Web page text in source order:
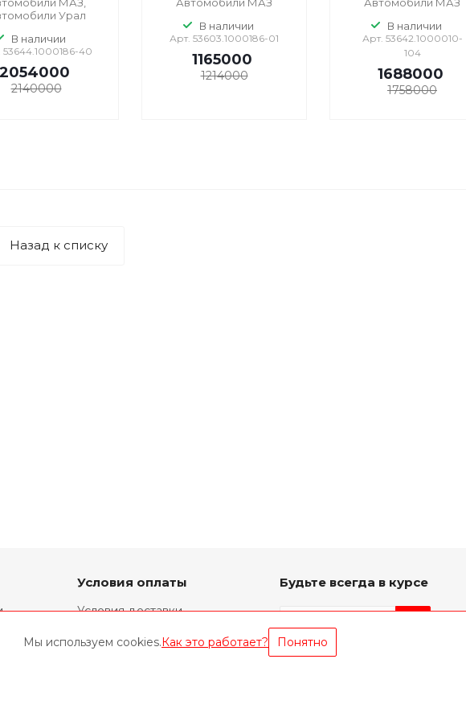
Урал
В наличии
53644.1000186-40
2054000
2140000
В наличии
Арт. 53603.1000186-01
1165000
1214000
В наличии
Арт. 53642.1000010-
104
1688000
1758000
Назад к списку
Условия оплаты
Условия доставки
Будьте всегда в курсе
Мы используем cookies.Как это работает? Понятно